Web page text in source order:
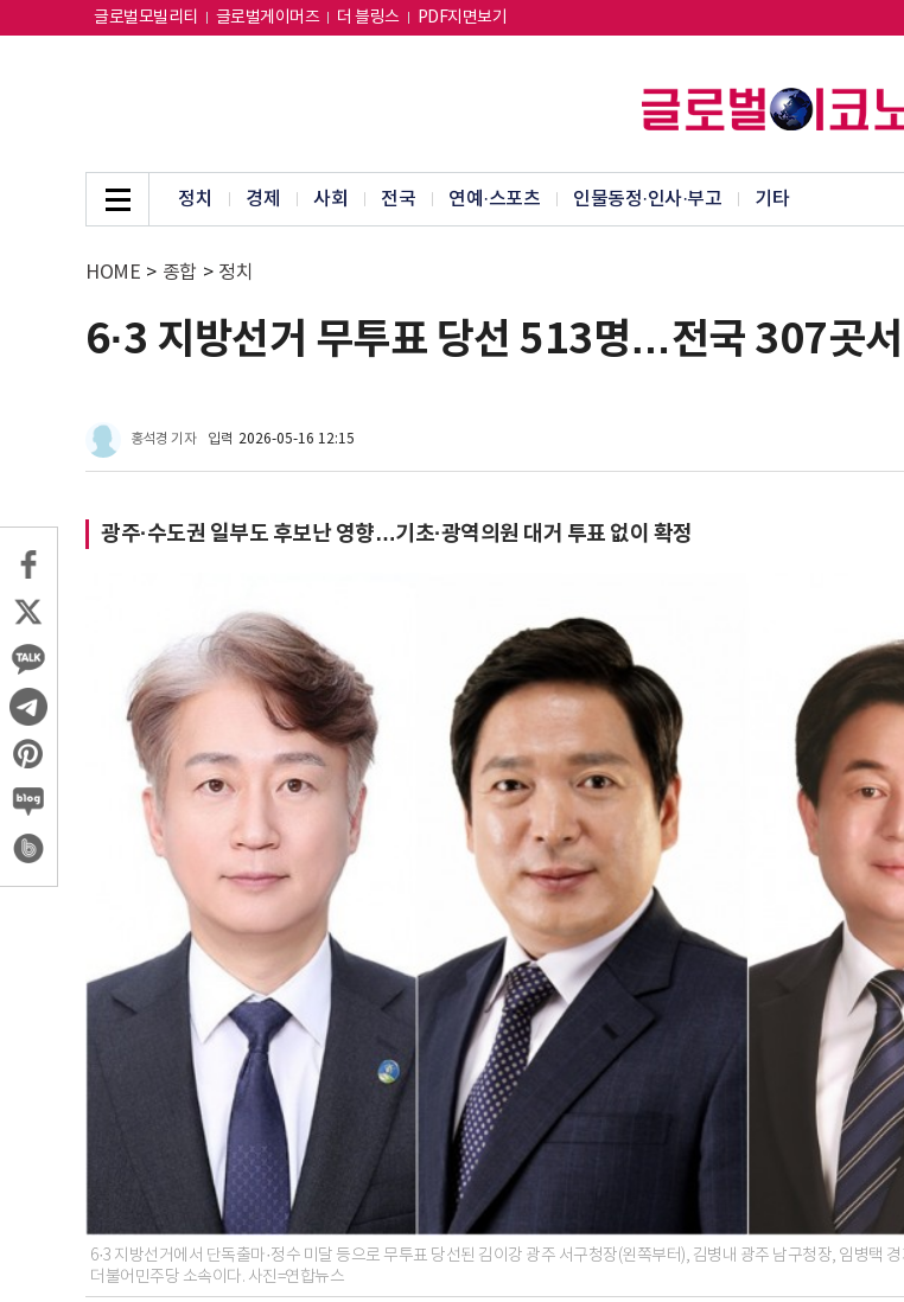
글로벌모빌리티 글로벌게이머즈 더 블링스 PDF지면보기
정치 경제 사회 전국 연예·스포츠 인물동정·인사·부고 기타
HOME > 종합 > 정치
6·3 지방선거 무투표 당선 513명…전국 307곳
홍석경 기자 입력 2026-05-16 12:15
광주·수도권 일부도 후보난 영향…기초·광역의원 대거 투표 없이 확정
6·3 지방선거에서 단독출마·정수 미달 등으로 무투표 당선된 김이강 광주 서구청장(왼쪽부터), 김병내 광주 남구청장, 임병택
더불어민주당 소속이다. 사진=연합뉴스